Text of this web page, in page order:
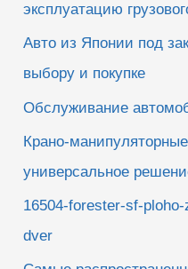
эксплуатацию
Авто из Японии под
выбору и покупке
Обслуживание
Крано-
универсальное
16504-forester-sf-
dver